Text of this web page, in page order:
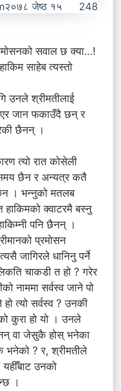
२०७८ जेष्ठ १५ 248
सवाल छ क्या…!
साहेब त्यस्तो
उनले श्रीमतीलाई
जान फकाउँदै छन् र
छैनन् ।
त्यो रात कोसेली
छैन र अन्यत्र कतै
। भन्नुको मतलब
हाकिमको क्वाटरमै बस्नु
पनि छैनन् ।
प्रमोसन
जागिरले धानिनु पर्ने
चाकडी त हो ? गरेर
नाममा सर्वस्व जाने पो
त्यो सर्वस्व ? उनकी
कुरा हो यो । उनले
वा जेसुकै होस् भनेका
? र, श्रीमतीले
यहीँबाट उनको
।